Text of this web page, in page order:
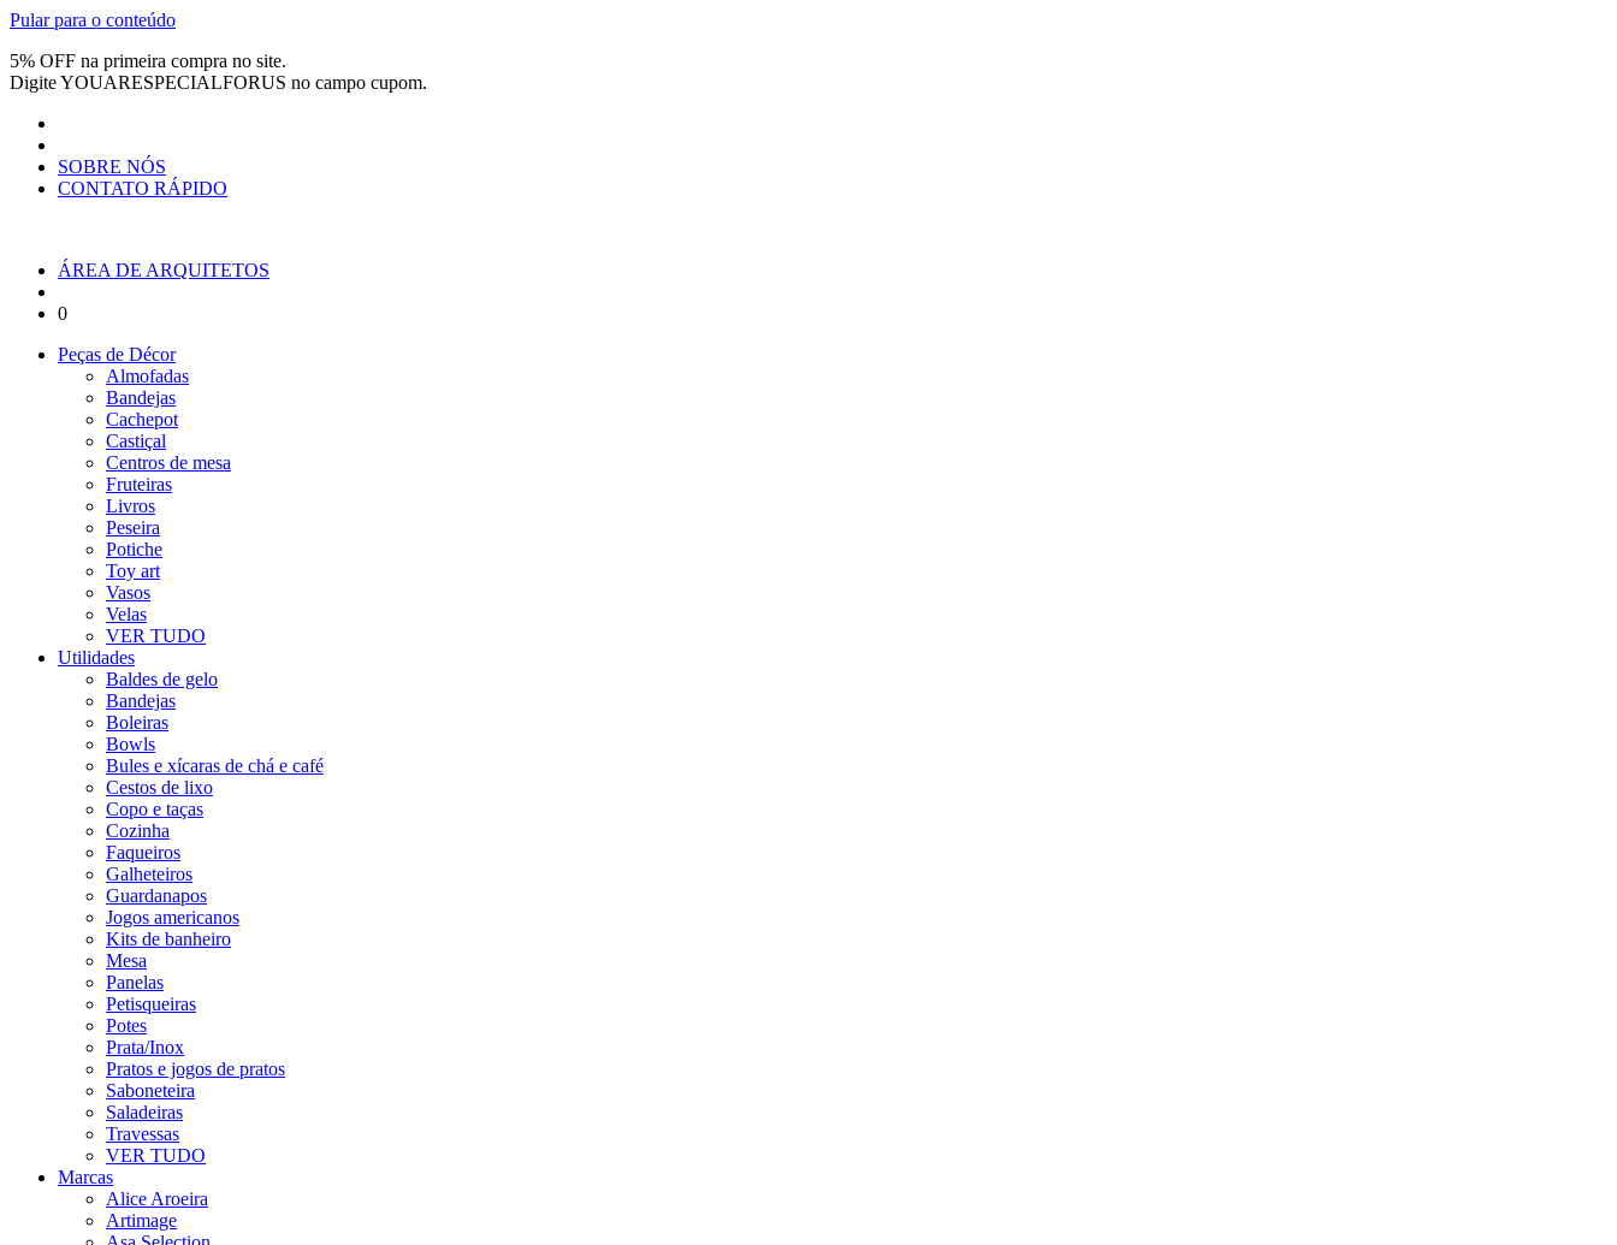
Pular para o conteúdo
5% OFF na primeira compra no site.
DigiteYOUARESPECIALFORUS no campo cupom.
SOBRE NÓS
CONTATO RÁPIDO
ÁREA DE ARQUITETOS
0
Peças de Décor
Almofadas
Bandejas
Cachepot
Castiçal
Centros de mesa
Fruteiras
Livros
Peseira
Potiche
Toy art
Vasos
Velas
VER TUDO
Utilidades
Baldes de gelo
Bandejas
Boleiras
Bowls
Bules e xícaras de chá e café
Cestos de lixo
Copo e taças
Cozinha
Faqueiros
Galheteiros
Guardanapos
Jogos americanos
Kits de banheiro
Mesa
Panelas
Petisqueiras
Potes
Prata/Inox
Pratos e jogos de pratos
Saboneteira
Saladeiras
Travessas
VER TUDO
Marcas
Alice Aroeira
Artimage